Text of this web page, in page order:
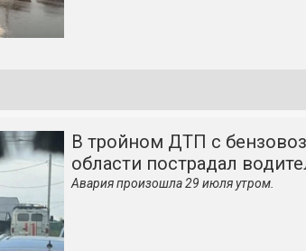
В тройном ДТП с
области пострадал
Авария произошла 29 июля утром.